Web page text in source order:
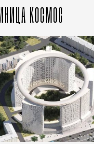
КОСМОС